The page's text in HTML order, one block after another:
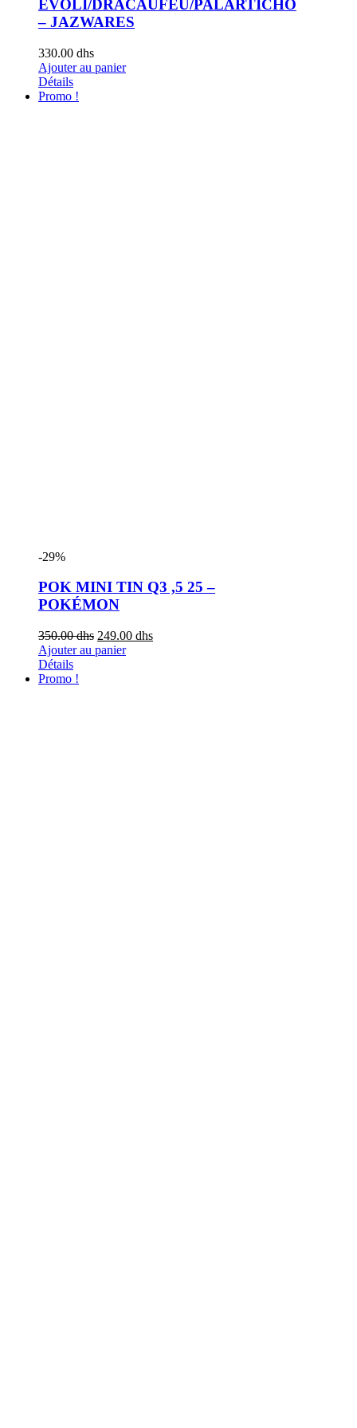
EVOLI/DRACAUFEU/PALARTICHO
– JAZWARES
330.00 dhs
Ajouter au panier
Détails
Promo !
-29%
POK MINI TIN Q3 ,5 25 –
POKÉMON
350.00dhs 249.00 dhs
Ajouter au panier
Détails
Promo !